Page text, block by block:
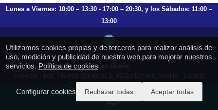
Utilizamos cookies propias y de terceros para realizar análisis de
uso, medición y publicidad de nuestra web para mejorar nuestros
servicios. Política de cookies
Configurar cookies Rechazar todas Aceptar todas
Lunes a Viernes: 10:00 – 13:30 - 17:00 – 20:30, y los Sábados: 11:00 –
13:00
Viajes Ocaña
T.: 659 753 504 954 797 472
https://viajesocana.es
reservas@viajesocana.es